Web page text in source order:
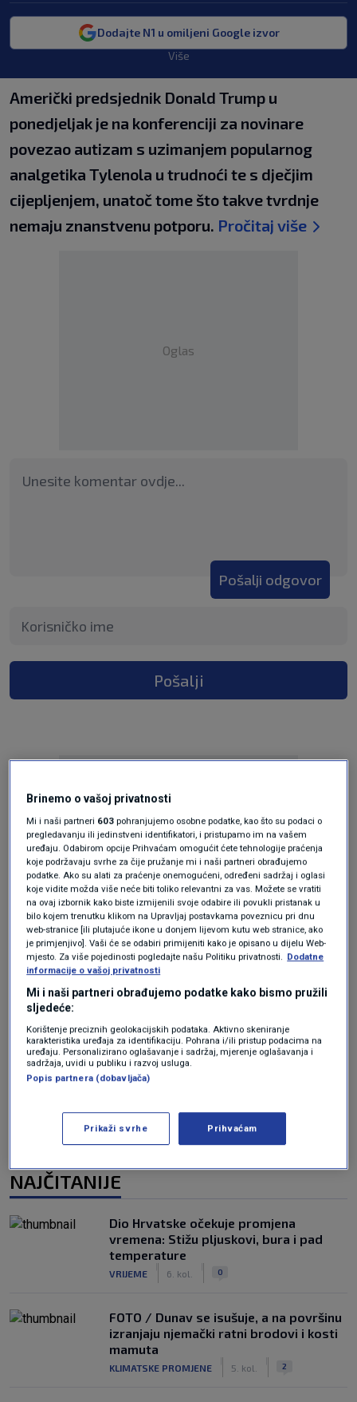
Dodajte N1 u omiljeni Google izvor
Više
Američki predsjednik Donald Trump u
ponedjeljak je na konferenciji za novinare
povezao autizam s uzimanjem popularnog
analgetika Tylenola u trudnoći te s dječjim
cijepljenjem, unatoč tome što takve tvrdnje
nemaju znanstvenu potporu. Pročitaj više
Oglas
Pošalji odgovor
Pošalji
Oglas
Oglas
NAJČITANIJE
Dio Hrvatske očekuje promjena
vremena: Stižu pljuskovi, bura i pad
temperature
VRIJEME 6. kol. 0
FOTO / Dunav se isušuje, a na površinu
izranjaju njemački ratni brodovi i kosti
mamuta
KLIMATSKE PROMJENE 5. kol. 2
Brinemo o vašoj privatnosti
Mi i naši partneri 603 pohranjujemo osobne podatke, kao što su podaci o
pregledavanju ili jedinstveni identifikatori, i pristupamo im na vašem
uređaju. Odabirom opcije Prihvaćam omogućit ćete tehnologije praćenja
koje podržavaju svrhe za čije pružanje mi i naši partneri obrađujemo
podatke. Ako su alati za praćenje onemogućeni, određeni sadržaj i oglasi
koje vidite možda više neće biti toliko relevantni za vas. Možete se vratiti
na ovaj izbornik kako biste izmijenili svoje odabire ili povukli pristanak u
bilo kojem trenutku klikom na Upravljaj postavkama poveznicu pri dnu
web-stranice [ili plutajuće ikone u donjem lijevom kutu web stranice, ako
je primjenjivo]. Vaši će se odabiri primijeniti kako je opisano u dijelu Web-
mjesto. Za više pojedinosti pogledajte našu Politiku privatnosti. Dodatne
informacije o vašoj privatnosti
Mi i naši partneri obrađujemo podatke kako bismo pružili
sljedeće:
Korištenje preciznih geolokacijskih podataka. Aktivno skeniranje
karakteristika uređaja za identifikaciju. Pohrana i/ili pristup podacima na
uređaju. Personalizirano oglašavanje i sadržaj, mjerenje oglašavanja i
sadržaja, uvidi u publiku i razvoj usluga.
Popis partnera (dobavljača)
Prikaži svrhe Prihvaćam